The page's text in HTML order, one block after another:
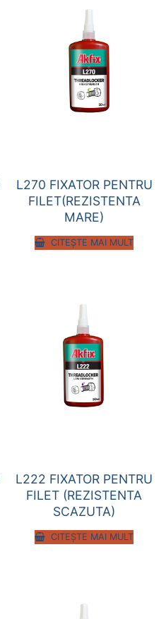
L270 FIXATOR PENTRU
FILET(REZISTENTA
MARE)
CITEȘTE MAI MULT
L222 FIXATOR PENTRU
FILET (REZISTENTA
SCAZUTA)
CITEȘTE MAI MULT